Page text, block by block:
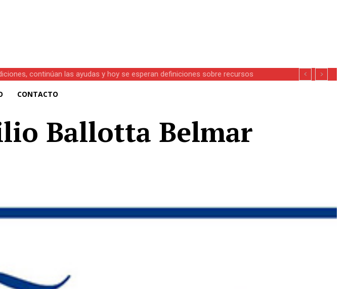
continúan las ayudas y hoy se esperan definiciones sobre recursos
CONTACTO
Ballotta Belmar